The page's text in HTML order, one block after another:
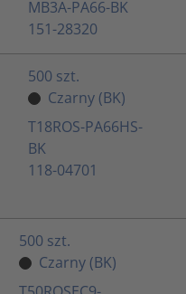
MB3A-PA66-BK
151-28320
500 szt.
Czarny (BK)
T18ROS-PA66HS-
BK
118-04701
500 szt.
Czarny (BK)